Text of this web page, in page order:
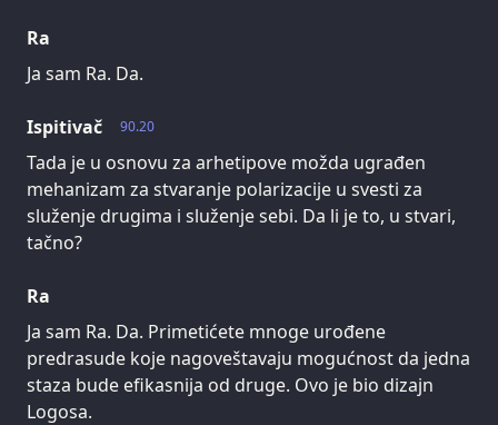
Ra
Ja sam Ra. Da.
90.20
Ispitivač
Tada je u osnovu za arhetipove možda ugrađen
mehanizam za stvaranje polarizacije u svesti za
služenje drugima i služenje sebi. Da li je to, u stvari,
tačno?
Ra
Ja sam Ra. Da. Primetićete mnoge urođene
predrasude koje nagoveštavaju mogućnost da jedna
staza bude efikasnija od druge. Ovo je bio dizajn
Logosa.